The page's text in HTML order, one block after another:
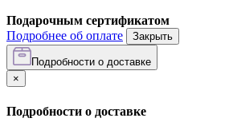
Подарочным сертификатом
Подробнее об оплате
Закрыть
Подробности о доставке
×
Подробности о доставке